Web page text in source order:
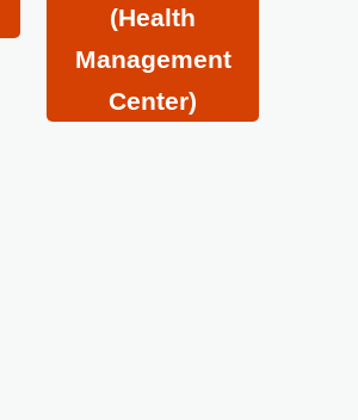
(Health
Management
Center)